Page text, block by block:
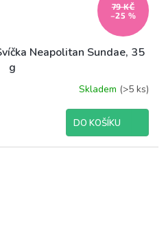
79 KČ
–25 %
Neapolitan Sundae, 35
g
Skladem (>5 ks)
DO KOŠÍKU